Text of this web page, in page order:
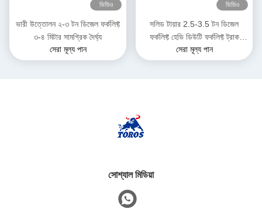
ভিডিও
ভারী উত্তোলন ২-৩ টন ডিজেল ফর্কলিফ্ট
৩-৪ মিটার সামগ্রিক দৈর্ঘ্য
সেরা মূল্য পান
ভিডিও
সলিড টায়ার 2.5-3.5 টন ডিজেল
ফর্কলিফ্ট হেভি ডিউটি ​​ফর্কলিফ্ট ট্রাক
গুদামের জন্য
সেরা মূল্য পান
সোশ্যাল মিডিয়া